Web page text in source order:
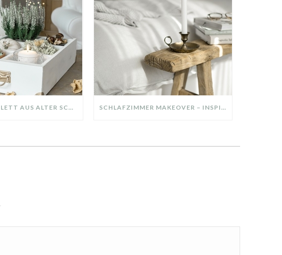
DIY-DEKO-TABLETT AUS ALTER SCHUBLADE – NACHHALTIGE HERBSTDEKO SELBER MACHEN! SCHLAFZIMMER MAKEOVER – INSPIRATION FÜR DEIN SCHLAFZIMMER: AUS ALT MACH NEU – HELL, GEMÜTLICH UND EINLADEND